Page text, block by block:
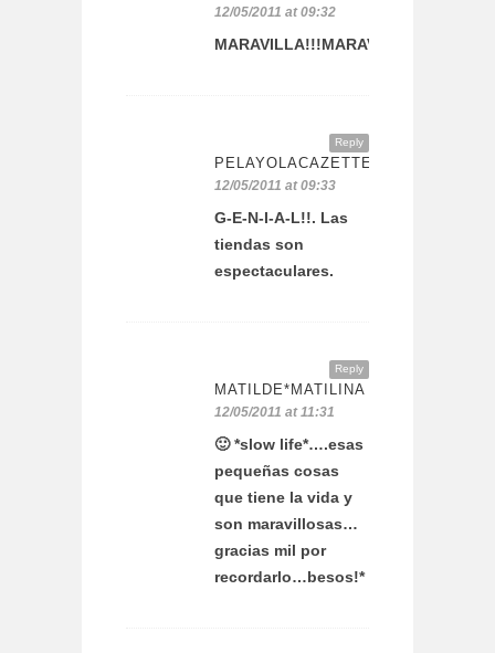
12/05/2011 at 09:32
Reply
PELAYOLACAZETTE
12/05/2011 at 09:33
G-E-N-I-A-L!!. Las
tiendas son
espectaculares.
Reply
MATILDE*MATILINA
12/05/2011 at 11:31
🙂 *slow life*….esas
pequeñas cosas
que tiene la vida y
son maravillosas…
gracias mil por
recordarlo…besos!*